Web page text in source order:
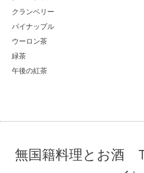
クランベリー
パイナップル
ウーロン茶
緑茶
午後の紅茶
無国籍料理とお酒